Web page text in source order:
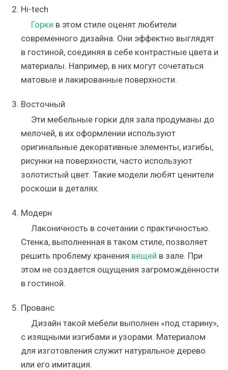
Hi-tech
Горки в этом стиле оценят любители
современного дизайна. Они эффектно выглядят
в гостиной, соединяя в себе контрастные цвета и
материалы. Например, в них могут сочетаться
матовые и лакированные поверхности.
Восточный
Эти мебельные горки для зала продуманы до
мелочей, в их оформлении используют
оригинальные декоративные элементы, изгибы,
рисунки на поверхности, часто используют
золотистый цвет. Такие модели любят ценители
роскоши в деталях.
Модерн
Лаконичность в сочетании с практичностью.
Стенка, выполненная в таком стиле, позволяет
решить проблему хранения вещей в зале. При
этом не создается ощущения загромождённости
в гостиной.
Прованс
Дизайн такой мебели выполнен «под старину»,
с изящными изгибами и узорами. Материалом
для изготовления служит натуральное дерево
или его имитация.